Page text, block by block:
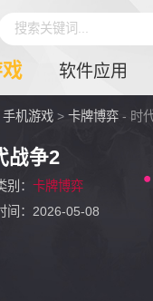
搜索关键词...
软件应用
手机游戏 >卡牌博弈 - 时
战争2
别： 卡牌博弈
间：2026-05-08